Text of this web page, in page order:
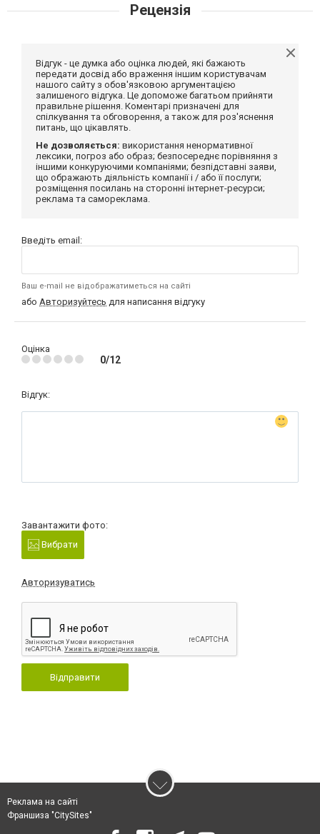
Рецензія
Відгук - це думка або оцінка людей, які бажають
передати досвід або враження іншим користувачам
нашого сайту з обов'язковою аргументацією
залишеного відгука. Це допоможе багатьом прийняти
правильне рішення. Коментарі призначені для
спілкування та обговорення, а також для роз'яснення
питань, що цікавлять.
Не дозволяється: використання ненормативної
лексики, погроз або образ; безпосереднє порівняння з
іншими конкуруючими компаніями; безпідставні заяви,
що ображають діяльність компанії і / або її послуги;
розміщення посилань на сторонні інтернет-ресурси;
реклама та самореклама.
Введіть email:
Ваш e-mail не відображатиметься на сайті
або Авторизуйтесь для написання відгуку
Оцінка
0/12
Відгук:
Завантажити фото:
Вибрати
Авторизуватись
Відправити
Реклама на сайті
Франшиза "CitySites"